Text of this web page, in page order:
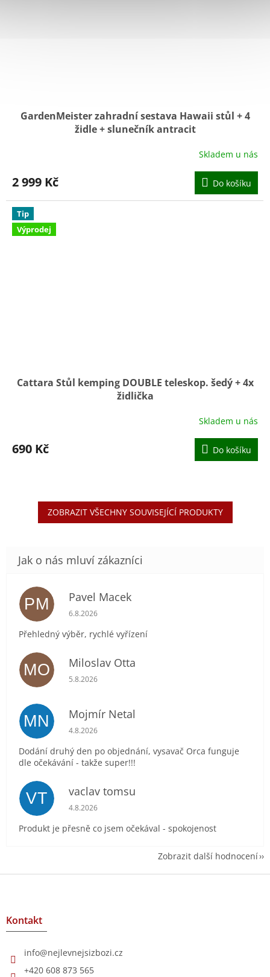
GardenMeister zahradní sestava Hawaii stůl + 4
židle + slunečník antracit
Skladem u nás
2 999 Kč Do košíku
Tip
Výprodej
Cattara Stůl kemping DOUBLE teleskop. šedý + 4x
židlička
produktu
je
hvězdiček.
Skladem u nás
690 Kč Do košíku
ZOBRAZIT VŠECHNY SOUVISEJÍCÍ PRODUKTY
PM Pavel Macek
Hodnocení obchodu je 5 z 5 hvězdiček.
6.8.2026
Přehledný výběr, rychlé vyřízení
MO Miloslav Otta
Hodnocení obchodu je 5 z 5 hvězdiček.
5.8.2026
MN Mojmír Netal
Hodnocení obchodu je 5 z 5 hvězdiček.
4.8.2026
Dodání druhý den po objednání, vysavač Orca funguje
dle očekávání - takže super!!!
VT vaclav tomsu
Hodnocení obchodu je 5 z 5 hvězdiček.
4.8.2026
Produkt je přesně co jsem očekával - spokojenost
Zobrazit další hodnocení
Z
Kontakt
info@nejlevnejsizbozi.cz
+420 608 873 565